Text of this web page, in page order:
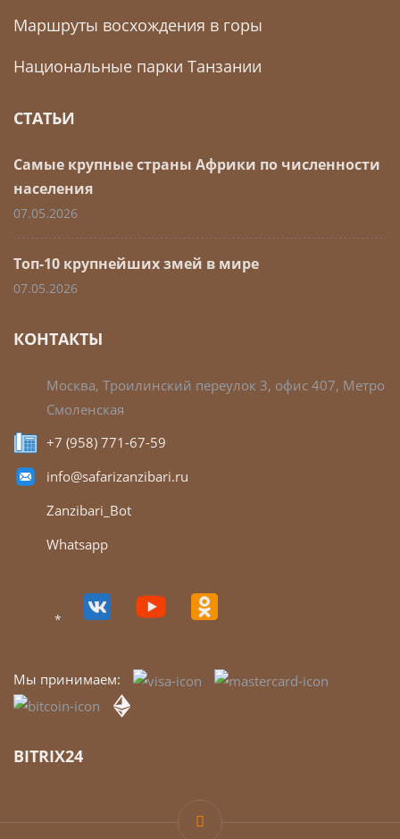
Маршруты восхождения в горы
Национальные парки Танзании
СТАТЬИ
Самые крупные страны Африки по численности
населения
07.05.2026
Топ-10 крупнейших змей в мире
07.05.2026
КОНТАКТЫ
Москва, Троилинский переулок 3, офис 407, Метро
Смоленская
+7 (958) 771-67-59
info@safarizanzibari.ru
Zanzibari_Bot
Whatsapp
*
Мы принимаем:
BITRIX24